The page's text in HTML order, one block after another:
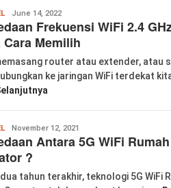
labkom99
June 14, 2022
Frekuensi WiFi 2.4
Cara Memilih
router atau extender, atau
ke jaringan WiFi terdekat
Wanglu
Piao
November 12, 2021
Antara 5G WiFi
?
tahun terakhir, teknologi 5G WiFi